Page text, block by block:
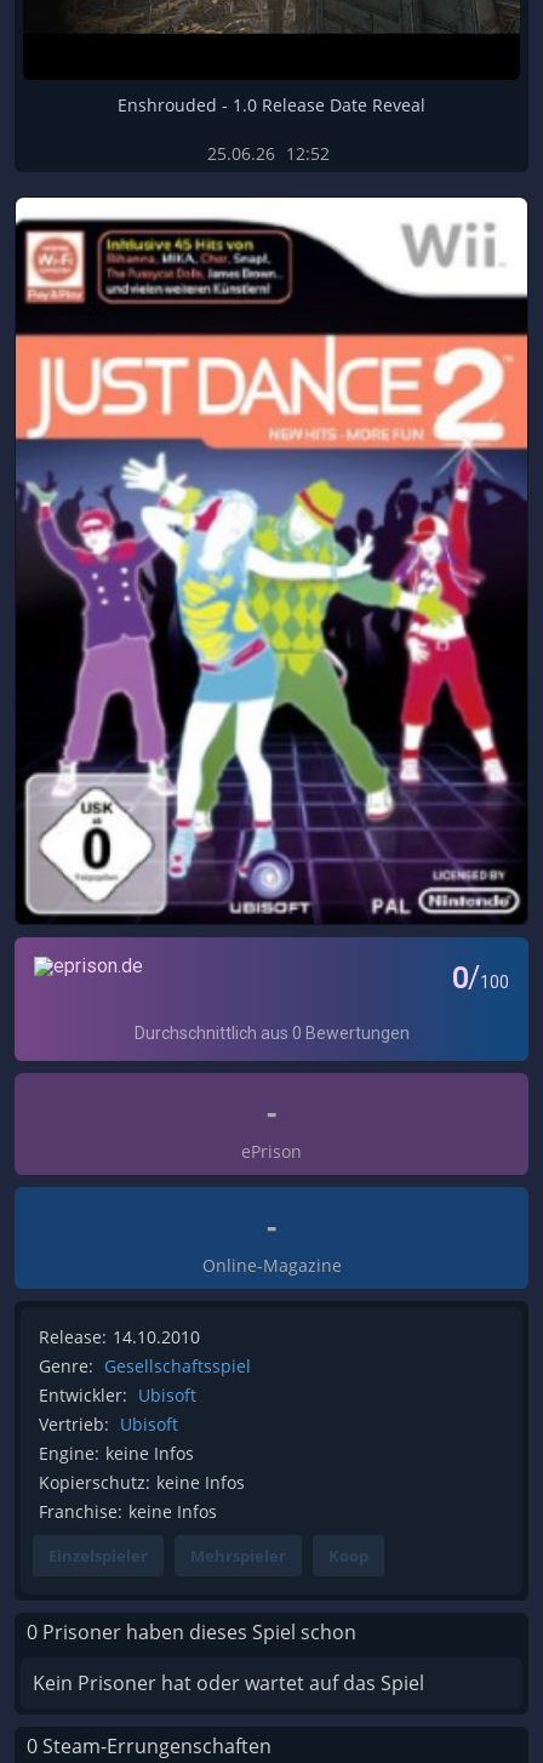
Enshrouded - 1.0 Release Date Reveal
25.06.26 12:52
-
ePrison
-
Online-Magazine
Release: 14.10.2010
Genre: Gesellschaftsspiel
Entwickler: Ubisoft
Vertrieb: Ubisoft
Engine: keine Infos
Kopierschutz: keine Infos
Franchise: keine Infos
Einzelspieler Mehrspieler Koop
0 Prisoner haben dieses Spiel schon
Kein Prisoner hat oder wartet auf das Spiel
0 Steam-Errungenschaften